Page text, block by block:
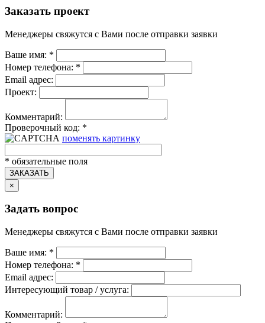
Заказать проект
Менеджеры свяжутся с Вами после отправки заявки
Ваше имя: *
Номер телефона: *
Email адрес:
Проект:
Комментарий:
Проверочный код: *
поменять картинку
* обязательные поля
ЗАКАЗАТЬ
×
Задать вопрос
Менеджеры свяжутся с Вами после отправки заявки
Ваше имя: *
Номер телефона: *
Email адрес:
Интересующий товар / услуга:
Комментарий: